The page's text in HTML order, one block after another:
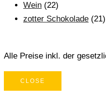
Wein (22)
zotter Schokolade (21)
Alle Preise inkl. der
CLOSE